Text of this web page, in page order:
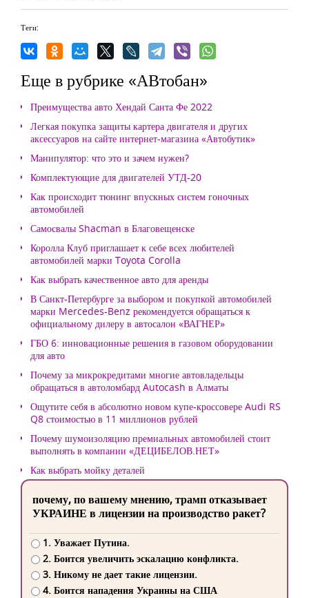
Теги:
Еще в рубрике «АВтобан»
Преимущества авто Хендай Санта Фе 2022
Легкая покупка защиты картера двигателя и других
аксессуаров на сайте интернет-магазина «Автобутик»
Манипулятор: что это и зачем нужен?
Комплектующие для двигателей УТД-20
Как происходит тюнинг впускных систем гоночных
автомобилей
Самосвалы Shacman в Благовещенске
Королла Клуб приглашает к себе всех любителей
автомобилей марки Toyota Corolla
Как выбрать качественное авто для аренды
В Санкт-Петербурге за выбором и покупкой автомобилей
марки Mercedes-Benz рекомендуется обращаться к
официальному дилеру в автосалон «ВАГНЕР»
ГБО 6: инновационные решения в газовом оборудовании
для авто
Почему за микрокредитами многие автовладельцы
обращаться в автоломбард Autocash в Алматы
Ощутите себя в абсолютно новом купе-кроссовере Audi RS
Q8 стоимостью в 11 миллионов рублей
Почему шумоизоляцию премиальных автомобилей стоит
выполнять в компании «ДЕЦИБЕЛОВ.НЕТ»
Как выбрать мойку деталей
почему, по вашему мнению, трамп отказывает
УКРАИНЕ в лицензии на производство ракет?
1. Уважает Путина.
2. Боится увеличить эскалацию конфликта.
3. Никому не дает такие лицензии.
4. Боится нападения Украины на США